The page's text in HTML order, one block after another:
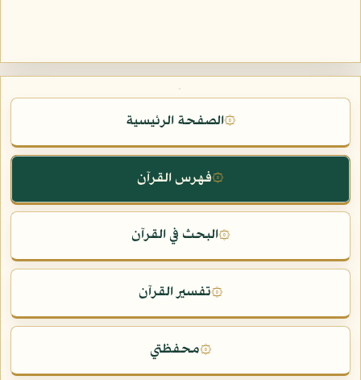
۞الصفحة الرئيسية
۞فهرس القرآن
۞البحث في القرآن
۞تفسير القرآن
۞محفظتي